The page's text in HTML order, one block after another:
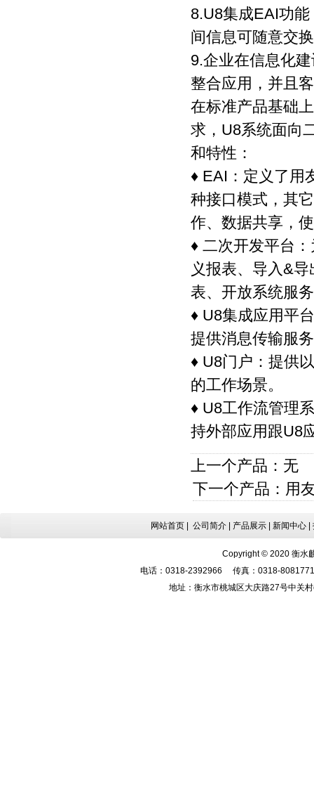
8.U8集成EAI功
间信息可随意交
9.企业在信息化
整合应用，并且
在标准产品基础
求，U8系统面向
和特性：
♦ EAI：定义了用
种接口模式，其
作、数据共享，
♦ 二次开发平台
义报表、导入&
表、开放系统服
♦ U8集成应用平
提供消息传输服
♦ U8门户：提供
的工作场景。
♦ U8工作流管理
持外部应用跟U8
上一个产品：无
下一个产品： 用
网站首页 | 公司简介 产品展示 新闻中心
Copyright © 2020 衡水
电话：0318-2392966 传真：0318-
地址：衡水市桃城区大庆路27号中关